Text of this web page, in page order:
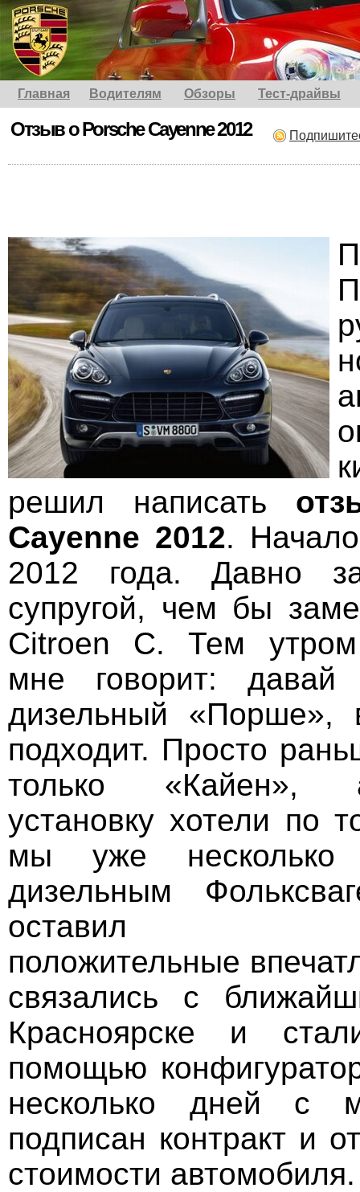
Главная Водителям Обзоры Тест-драйвы
Отзыв о Porsche Cayenne 2012
решил написать
Cayenne 2012.
2012 года. Давно
супругой, чем бы
Citroen C. Тем утром
мне говорит: давай
дизельный «Порше»,
подходит. Просто
только «Кайен»,
установку хотели по
мы уже несколько
дизельным
оставил
положительные
связались с
Красноярске и
помощью
несколько дней с
подписан контракт и
стоимости автомобиля.